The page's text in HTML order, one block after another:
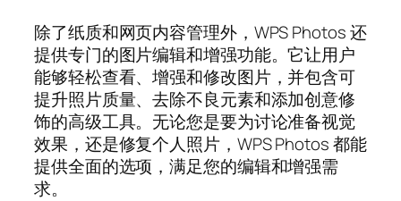
除了纸质和网页内容管理外，WPS Photos 还
提供专门的图片编辑和增强功能。它让用户
能够轻松查看、增强和修改图片，并包含可
提升照片质量、去除不良元素和添加创意修
饰的高级工具。无论您是要为讨论准备视觉
效果，还是修复个人照片，WPS Photos 都能
提供全面的选项，满足您的编辑和增强需
求。